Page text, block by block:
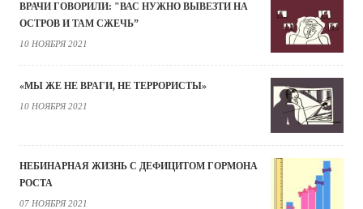
ВРАЧИ ГОВОРИЛИ: "ВАС НУЖНО ВЫВЕЗТИ НА
ОСТРОВ И ТАМ СЖЕЧЬ”
10 НОЯБРЯ 2021
«МЫ ЖЕ НЕ ВРАГИ, НЕ ТЕРРОРИСТЫ»
10 НОЯБРЯ 2021
НЕБИНАРНАЯ ЖИЗНЬ С ДЕФИЦИТОМ ГОРМОНА
РОСТА
07 НОЯБРЯ 2021